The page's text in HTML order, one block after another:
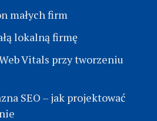
małych firm
lokalną firmę
Vitals przy tworzeniu
SEO – jak projektować